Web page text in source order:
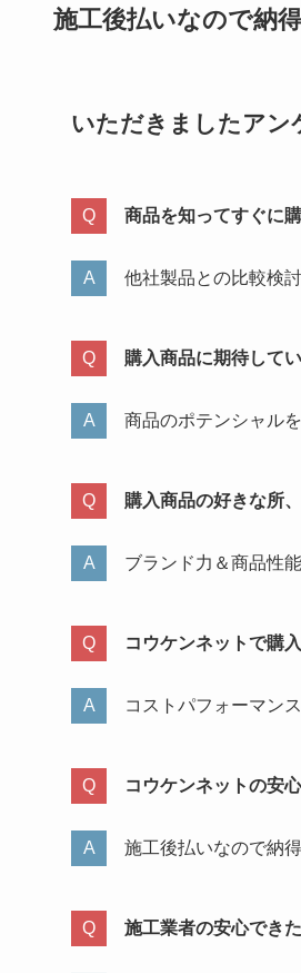
施工後払いなので納
いただきましたアン
商品を知ってすぐに
他社製品との比較検討
購入商品に期待して
商品のポテンシャル
購入商品の好きな所
ブランド力＆商品性能
コウケンネットで購
コストパフォーマンス
コウケンネットの安
施工後払いなので納
施工業者の安心でき